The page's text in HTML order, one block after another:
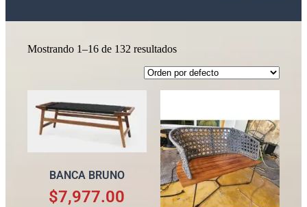
Mostrando 1–16 de 132 resultados
BANCA BRUNO
$7,977.00